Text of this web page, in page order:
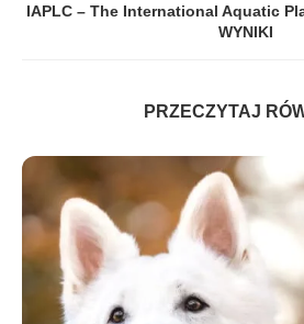
IAPLC – The International Aquatic
WYNIKI
PRZECZYTAJ